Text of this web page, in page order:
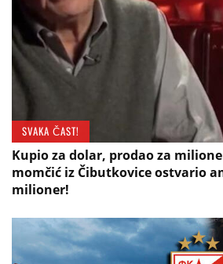
SVAKA ČAST!
Kupio za dolar, prodao za
momčić iz Čibutkovice ostvario
milioner!